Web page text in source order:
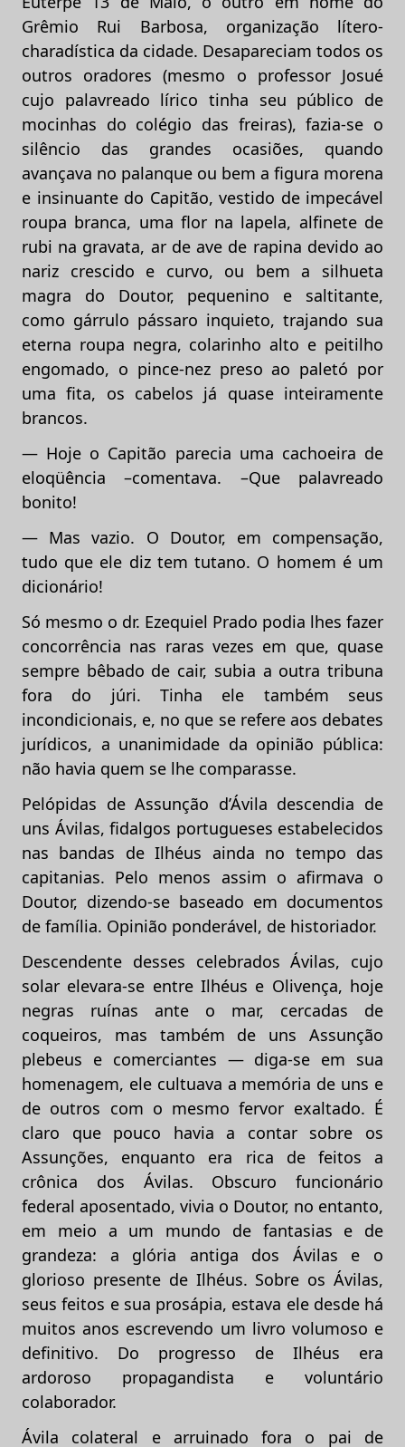
Grêmio Rui Barbosa, organização lítero-
charadística da cidade. Desapareciam todos os
outros oradores (mesmo o professor Josué
cujo palavreado lírico tinha seu público de
mocinhas do colégio das freiras), fazia-se o
silêncio das grandes ocasiões, quando
avançava no palanque ou bem a figura morena
e insinuante do Capitão, vestido de impecável
roupa branca, uma flor na lapela, alfinete de
rubi na gravata, ar de ave de rapina devido ao
nariz crescido e curvo, ou bem a silhueta
magra do Doutor, pequenino e saltitante,
como gárrulo pássaro inquieto, trajando sua
eterna roupa negra, colarinho alto e peitilho
engomado, o pince-nez preso ao paletó por
uma fita, os cabelos já quase inteiramente
brancos.
— Hoje o Capitão parecia uma cachoeira de
eloqüência –comentava. –Que palavreado
bonito!
— Mas vazio. O Doutor, em compensação,
tudo que ele diz tem tutano. O homem é um
dicionário!
Só mesmo o dr. Ezequiel Prado podia lhes fazer
concorrência nas raras vezes em que, quase
sempre bêbado de cair, subia a outra tribuna
fora do júri. Tinha ele também seus
incondicionais, e, no que se refere aos debates
jurídicos, a unanimidade da opinião pública:
não havia quem se lhe comparasse.
Pelópidas de Assunção d’Ávila descendia de
uns Ávilas, fidalgos portugueses estabelecidos
nas bandas de Ilhéus ainda no tempo das
capitanias. Pelo menos assim o afirmava o
Doutor, dizendo-se baseado em documentos
de família. Opinião ponderável, de historiador.
Descendente desses celebrados Ávilas, cujo
solar elevara-se entre Ilhéus e Olivença, hoje
negras ruínas ante o mar, cercadas de
coqueiros, mas também de uns Assunção
plebeus e comerciantes — diga-se em sua
homenagem, ele cultuava a memória de uns e
de outros com o mesmo fervor exaltado. É
claro que pouco havia a contar sobre os
Assunções, enquanto era rica de feitos a
crônica dos Ávilas. Obscuro funcionário
federal aposentado, vivia o Doutor, no entanto,
em meio a um mundo de fantasias e de
grandeza: a glória antiga dos Ávilas e o
glorioso presente de Ilhéus. Sobre os Ávilas,
seus feitos e sua prosápia, estava ele desde há
muitos anos escrevendo um livro volumoso e
definitivo. Do progresso de Ilhéus era
ardoroso propagandista e voluntário
colaborador.
Ávila colateral e arruinado fora o pai de